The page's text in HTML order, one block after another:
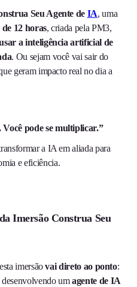
Seu Agente de IA, uma
12 horas, criada pela PM3,
a inteligência artificial de
. Ou sejam você vai sair do
geram impacto real no dia a
pode se multiplicar.”
a IA em aliada para
e eficiência.
Imersão Construa Seu
imersãovai direto ao ponto:
desenvolvendo umagente de IA